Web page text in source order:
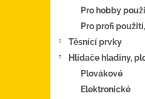
Pro hobby
Pro profi
Těsnící prvky
Hlídače hladiny,
Plovákové
Elektronické